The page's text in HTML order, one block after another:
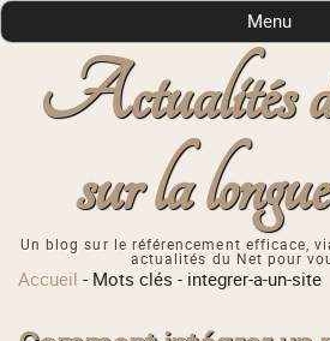
Actualités
sur la
Un blog sur le référencement efficace,
actualités du Net pour
Menu
Accueil - Mots clés - integrer-a-un-site